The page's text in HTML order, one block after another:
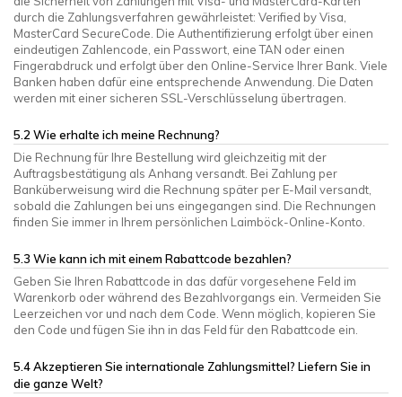
durch die Zahlungsverfahren gewährleistet: Verified by Visa,
MasterCard SecureCode. Die Authentifizierung erfolgt über einen
eindeutigen Zahlencode, ein Passwort, eine TAN oder einen
Fingerabdruck und erfolgt über den Online-Service Ihrer Bank. Viele
Banken haben dafür eine entsprechende Anwendung. Die Daten
werden mit einer sicheren SSL-Verschlüsselung übertragen.
5.2 Wie erhalte ich meine Rechnung?
Die Rechnung für Ihre Bestellung wird gleichzeitig mit der
Auftragsbestätigung als Anhang versandt. Bei Zahlung per
Banküberweisung wird die Rechnung später per E-Mail versandt,
sobald die Zahlungen bei uns eingegangen sind. Die Rechnungen
finden Sie immer in Ihrem persönlichen Laimböck-Online-Konto.
5.3 Wie kann ich mit einem Rabattcode bezahlen?
Geben Sie Ihren Rabattcode in das dafür vorgesehene Feld im
Warenkorb oder während des Bezahlvorgangs ein. Vermeiden Sie
Leerzeichen vor und nach dem Code. Wenn möglich, kopieren Sie
den Code und fügen Sie ihn in das Feld für den Rabattcode ein.
5.4 Akzeptieren Sie internationale Zahlungsmittel? Liefern Sie in
die ganze Welt?